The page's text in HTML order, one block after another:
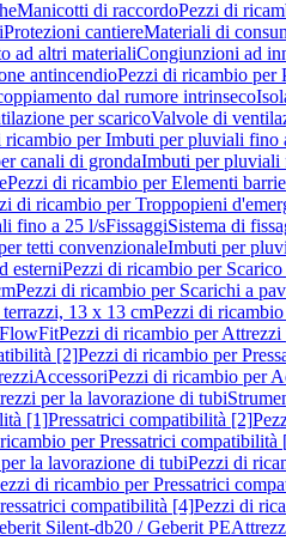
Manicotti di raccordoPezzi di
Protezioni cantiereMateriali di
ad altri materialiCongiunzioni ad
antincendioPezzi di ricambio per
dal rumore intrinseco
per scaricoValvole di
ricambio per Imbuti per pluviali fino
canali di grondaImbuti per pluviali
Pezzi di ricambio per Elementi
di ricambio per Troppopieni
fino a 25 l/sFissaggiSistema di
tetti convenzionaleImbuti per
esterniPezzi di ricambio per
Pezzi di ricambio per Scarichi a
13 x 13 cmPezzi di
Pezzi di ricambio per
[2]Pezzi di ricambio per
AccessoriPezzi di ricambio per
per la lavorazione di tubi
[1]Pressatrici compatibilità [2]
per Pressatrici
la lavorazione di tubiPezzi di
di ricambio per Pressatrici
compatibilità [4]Pezzi di
Silent-db20 / Geberit PE